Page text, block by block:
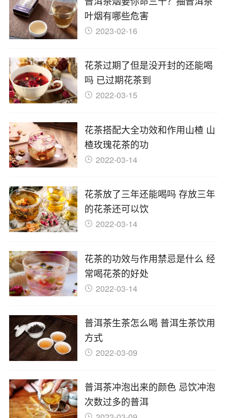
叶烟有哪些危害
2023-02-16
花茶过期了但是没开封的还能喝
吗 已过期花茶到
2022-03-15
花茶搭配大全功效和作用山楂 山
楂玫瑰花茶的功
2022-03-14
花茶放了三年还能喝吗 存放三年
的花茶还可以饮
2022-03-14
花茶的功效与作用禁忌是什么 经
常喝花茶的好处
2022-03-14
普洱茶生茶怎么喝 普洱生茶饮用
方式
2022-03-09
普洱茶冲泡出来的颜色 忌饮冲泡
次数过多的普洱